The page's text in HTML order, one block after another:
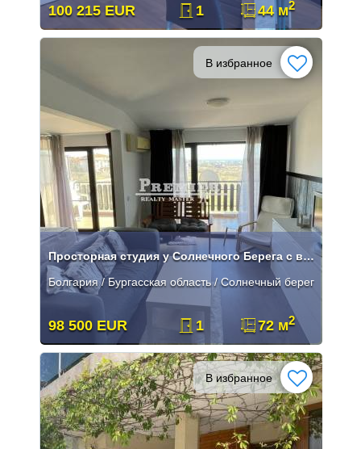
100 215 EUR 1 44 м2
В избранное
Просторная студия у Солнечного Берега с видом на море
Болгария / Бургасская область / Солнечный берег
98 500 EUR 1 72 м2
В избранное